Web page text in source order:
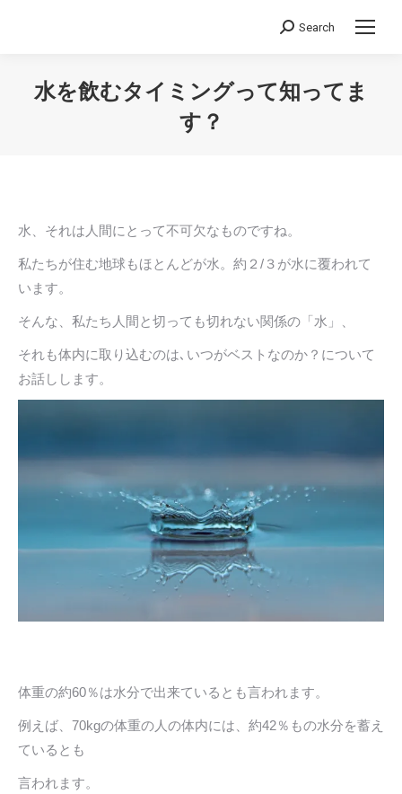
Search:
Search
水を飲むタイミングって知ってま
す？
水、それは人間にとって不可欠なものですね。
私たちが住む地球もほとんどが水。約２/３が水に覆われて
います。
そんな、私たち人間と切っても切れない関係の「水」、
それも体内に取り込むのは､いつがベストなのか？について
お話しします。
体重の約60％は水分で出来ているとも言われます。
例えば、70kgの体重の人の体内には、約42％もの水分を蓄え
ているとも
言われます。